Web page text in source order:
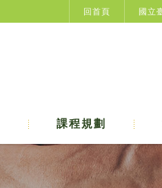
回首頁 國立
課程規劃